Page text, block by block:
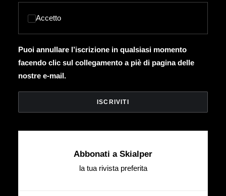
Accetto
Puoi annullare l’iscrizione in qualsiasi momento
facendo clic sul collegamento a piè di pagina delle
nostre e-mail.
Abbonati a Skialper
la tua rivista preferita